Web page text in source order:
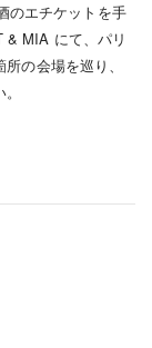
のエチケットを手
& MIA にて、パリ
の会場を巡り、